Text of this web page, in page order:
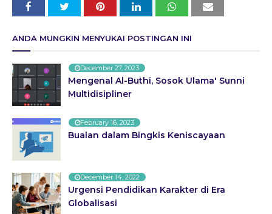
ANDA MUNGKIN MENYUKAI POSTINGAN INI
December 27, 2023
Mengenal Al-Buthi, Sosok Ulama' Sunni
Multidisipliner
February 16, 2023
Bualan dalam Bingkis Keniscayaan
December 14, 2022
Urgensi Pendidikan Karakter di Era
Globalisasi